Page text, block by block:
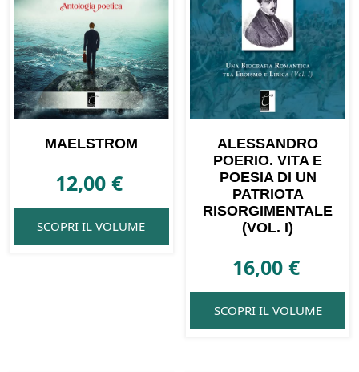
MAELSTROM
12,00€
SCOPRI IL VOLUME
ALESSANDRO
POERIO. VITA E
POESIA DI UN
PATRIOTA
RISORGIMENTALE
(VOL. I)
16,00 €
SCOPRI IL VOLUME